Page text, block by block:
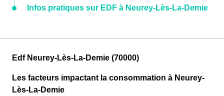
Infos pratiques sur EDF à Neurey-Lès-La-Demie
Edf Neurey-Lès-La-Demie (70000)
Les facteurs impactant la consommation à Neurey-
Lès-La-Demie